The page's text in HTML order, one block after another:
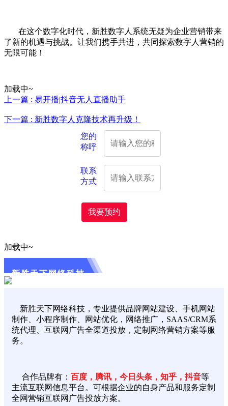
在这个数字化时代，新胜数字人系统无疑为企业营销带来
了新的机遇与挑战。让我们携手共进，共同探索数字人营销的
无限可能！
加载中~
上一篇 : 易开播|抖音无人直播助手
下一篇 : 新胜数字人克隆技术再升级！
您的
称呼
联系
方式
我要预约
加载中~
新胜天下网络科技
新胜天下网络科技，专业提供品牌网站建设、手机网站
制作、小程序制作、网站优化，网络推广，SAAS/CRM系
统代理、互联网广告全渠道投放，定制网络营销方案等服
务。
合作品牌有： 百度，腾讯，今日头条，知乎，抖音等
主流互联网信息平台。可根据企业的自身产品和服务定制
全网营销互联网广告投放方案。